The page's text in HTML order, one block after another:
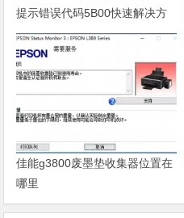
提示错误代码5B00快速解决方
案 清零
佳能g3800废墨垫收集器位置在
哪里